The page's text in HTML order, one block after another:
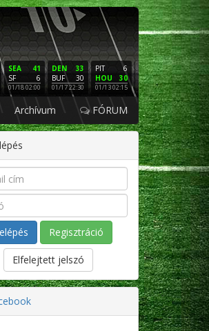
41
SEA
6
SF
01/18 02:00
33
DEN
30
BUF
01/17 22:30
6
PIT
30
HOU
01/13 02:15
16
NE
3
LAC
01/12 02:00
PHI
SF
01/11
Archívum FÓRUM
Regisztráció
Elfelejtett jelszó